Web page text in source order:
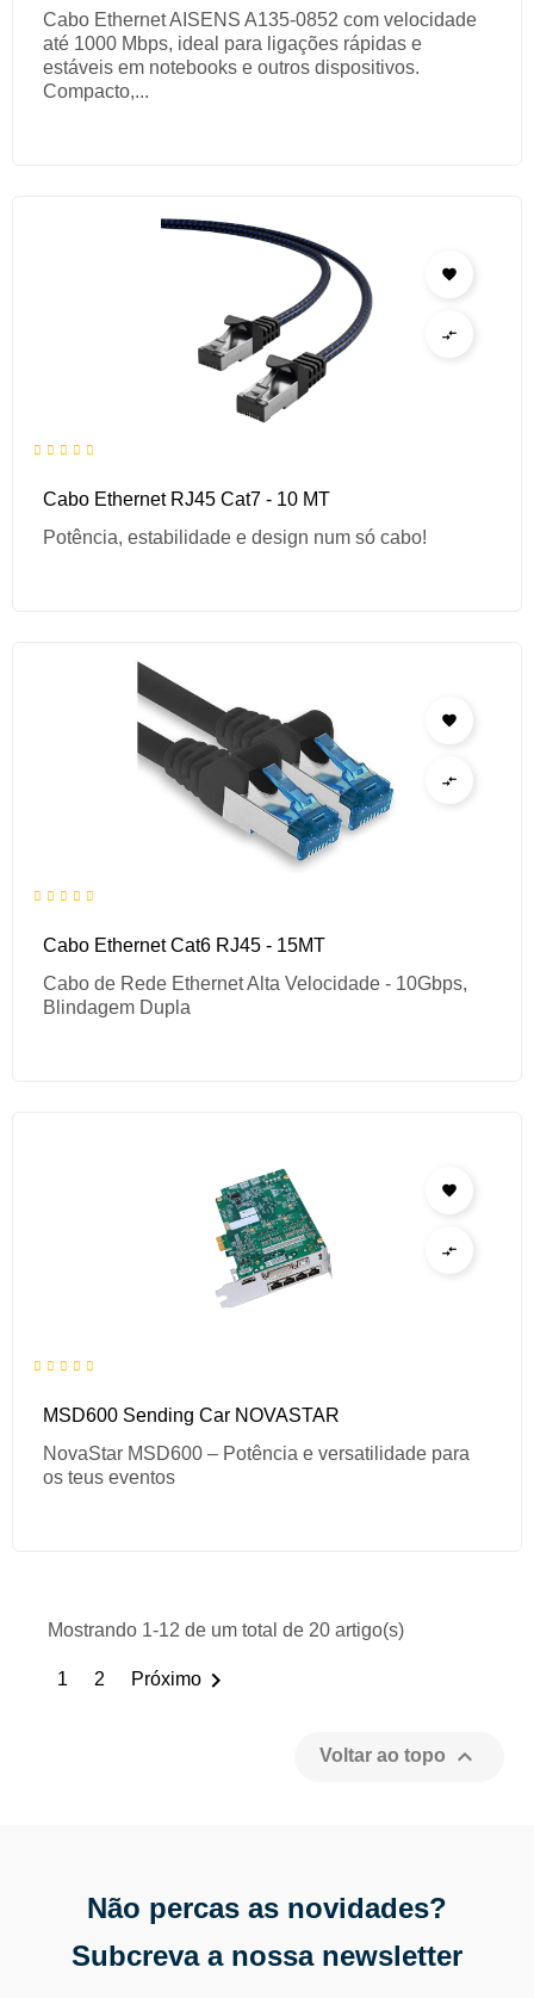
Cabo Ethernet AISENS A135-0852 com velocidade
até 1000 Mbps, ideal para ligações rápidas e
estáveis em notebooks e outros dispositivos.
Compacto,...


Cabo Ethernet RJ45 Cat7 - 10 MT
Potência, estabilidade e design num só cabo!


Cabo Ethernet Cat6 RJ45 - 15MT
Cabo de Rede Ethernet Alta Velocidade - 10Gbps,
Blindagem Dupla


MSD600 Sending Car NOVASTAR
NovaStar MSD600 – Potência e versatilidade para
os teus eventos
Mostrando 1-12 de um total de 20 artigo(s)
1 2 Próximo 
Voltar ao topo 
Não percas as novidades?
Subcreva a nossa newsletter